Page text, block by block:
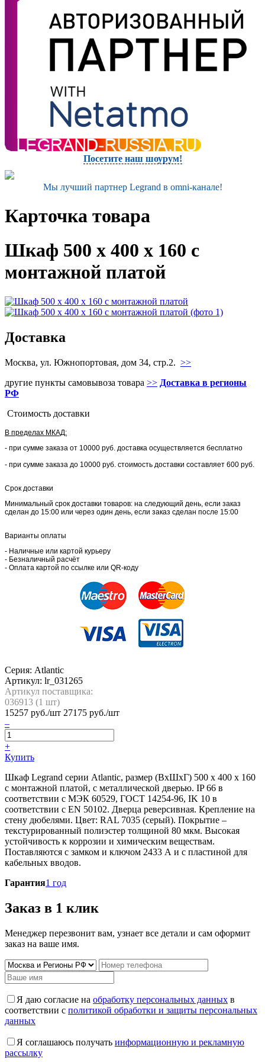
Посетите наш шоурум!
Мы лучший партнер Legrand в omni-канале!
Карточка товара
Шкаф 500 x 400 x 160 с
монтажной платой
Доставка
Москва, ул. Южнопортовая, дом 34, стр.2. >>
другие пункты самовывоза товара >> Доставка в регионы
РФ
Стоимость доставки
В пределах МКАД:
- при сумме заказа от 10000 руб. доставка осуществляется бесплатно
- при сумме заказа до 10000 руб. стоимость доставки составляет 600 руб.
Срок доставки
Минимальный срок доставки товаров: на следующий день, если заказ
сделан до 15:00 или через один день, если заказ сделан после 15:00
Варианты оплаты
- Наличные или картой курьеру
- Безналичный расчёт
- Оплата картой по ссылке или QR-коду
Серия: Atlantic
Артикул: lr_031265
Артикул поставщика:
036913 (1 шт)
15257 руб./шт 27175 руб./шт
–
+
Купить
Шкаф Legrand серии Atlantic, размер (ВхШхГ) 500 x 400 x 160
с монтажной платой, с металлической дверью. IP 66 в
соответствии с МЭК 60529, ГОСТ 14254-96, IK 10 в
соответствии с EN 50102. Дверца реверсивная. Крепление на
стену дюбелями. Цвет: RAL 7035 (серый). Покрытие –
текстурированный полиэстер толщиной 80 мкм. Высокая
устойчивость к коррозии и химическим веществам.
Поставляются с замком и ключом 2433 А и с пластиной для
кабельных вводов.
Гарантия1 год
Заказ в 1 клик
Менеджер перезвонит вам, узнает все детали и сам оформит
заказ на ваше имя.
Я даю согласие на обработку персональных данных в
соответствии с политикой обработки и защиты персональных
данных
Я соглашаюсь получать информационную и рекламную
рассылку